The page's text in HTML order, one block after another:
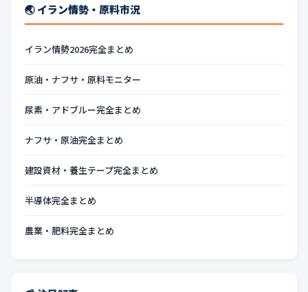
🌏 イラン情勢・原料市況
イラン情勢2026完全まとめ
原油・ナフサ・原料モニター
尿素・アドブルー完全まとめ
ナフサ・原油完全まとめ
建設資材・養生テープ完全まとめ
半導体完全まとめ
農業・肥料完全まとめ